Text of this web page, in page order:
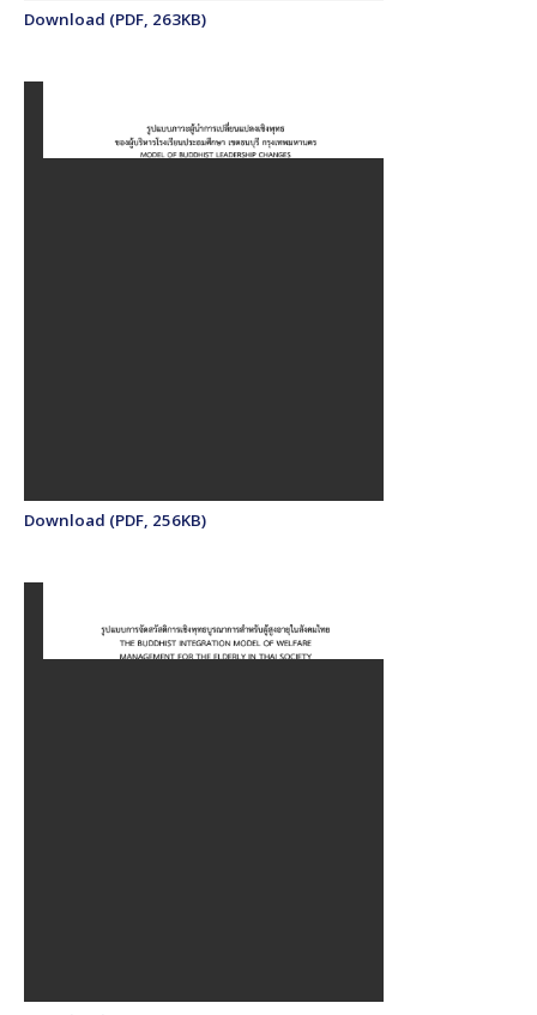
Download (PDF, 263KB)
Download (PDF, 256KB)